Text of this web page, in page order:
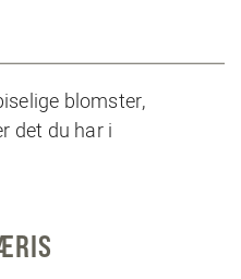
blomster,
det du har i